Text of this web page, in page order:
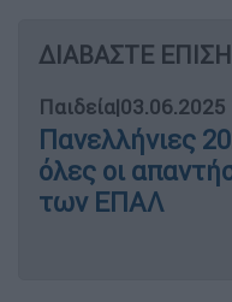
ΔΙΑΒΑΣΤΕ
Παιδεία|03.06.2025
Πανελλήνιες
όλες οι
των ΕΠΑΛ